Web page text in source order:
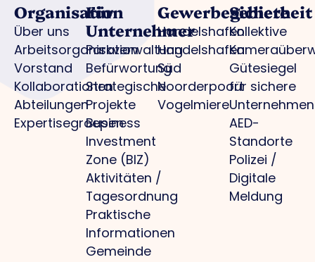
Organisation
Über uns
Arbeitsorganisation
Vorstand
Kollaborationen
Abteilungen
Expertisegroepen
Für
Unternehmer
Parkverwaltung
Befürwortung
Strategische
Projekte
Business
Investment
Zone (BIZ)
Aktivitäten /
Tagesordnung
Praktische
Informationen
Gemeinde
Gewerbegebiete
Handelshafen
Handelshafen
Süd
Noorderpoort
Vogelmiere
Sicherheit
Kollektive
Gütesiegel
für sichere
Unternehmen
AED-
Standorte
Polizei /
Digitale
Meldung